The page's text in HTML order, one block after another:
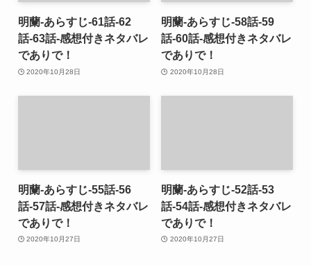
明蘭-あらすじ-61話-62
話-63話-感想付きネタバレ
でありで！
2020年10月28日
明蘭-あらすじ-58話-59
話-60話-感想付きネタバレ
でありで！
2020年10月28日
明蘭-あらすじ-55話-56
話-57話-感想付きネタバレ
でありで！
2020年10月27日
明蘭-あらすじ-52話-53
話-54話-感想付きネタバレ
でありで！
2020年10月27日